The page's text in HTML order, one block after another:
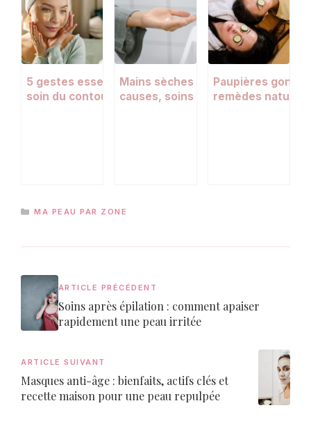
5 gestes essentiels pour prendre
soin du contour des yeux et atténuer
Mains sèches et rouges en hiver :
causes, soins et gestes essentiels
Paupières
remèdes
CATÉGORIES
MA PEAU PAR ZONE
ARTICLE PRÉCÉDENT
Soins après épilation : comment apaiser
rapidement une peau irritée
ARTICLE SUIVANT
Masques anti-âge : bienfaits, actifs clés et
recette maison pour une peau repulpée